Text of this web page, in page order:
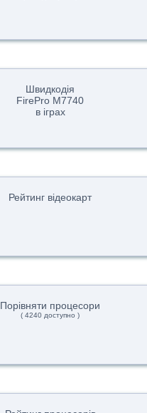
Швидкодія
FirePro M7740
в іграх
Рейтинг відеокарт
Порівняти процесори
( 4240 доступно )